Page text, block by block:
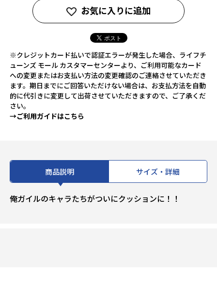
お気に入りに追加
※クレジットカード払いで認証エラーが発生した場合、ライフチ
ューンズ モール カスタマーセンターより、ご利用可能なカード
への変更またはお支払い方法の変更確認のご連絡させていただき
ます。期日までにご回答いただけない場合は、お支払方法を自動
的に代引きに変更して出荷させていただきますので、ご了承くだ
さい。
→ご利用ガイドはこちら
商品説明 サイズ・詳細
俺ガイルのキャラたちがついにクッションに！！